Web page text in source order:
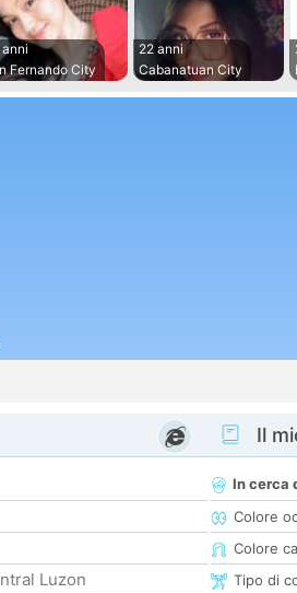
Fernando City
22 anni
Cabanatuan City
Luzon
Il
In cerca
Colore
Colore
Tipo di